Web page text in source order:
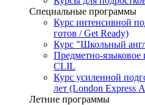
Специальные программы
Курс интенсивной
готов / Get Ready)
Курс "Школьный
Предметно-языковое
CLIL
Курс усиленной
лет (London Express
Летние программы